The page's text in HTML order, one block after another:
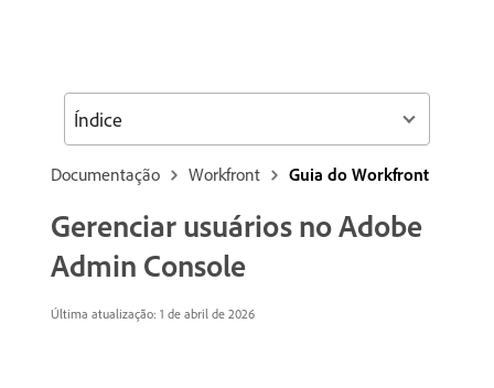
Documentação Workfront Guia do Workfront
Gerenciar usuários no Adobe
Admin Console
Última atualização: 1 de abril de 2026
Índice